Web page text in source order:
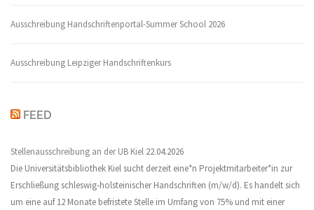
Ausschreibung Handschriftenportal-Summer School 2026
Ausschreibung Leipziger Handschriftenkurs
FEED
Stellenausschreibung an der UB Kiel 22.04.2026
Die Universitätsbibliothek Kiel sucht derzeit eine*n Projektmitarbeiter*in zur
Erschließung schleswig-holsteinischer Handschriften (m/w/d). Es handelt sich
um eine auf 12 Monate befristete Stelle im Umfang von 75% und mit einer